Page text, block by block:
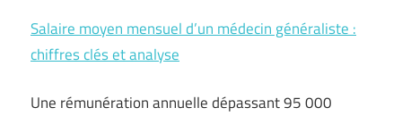
Salaire moyen mensuel d’un médecin généraliste :
chiffres clés et analyse
Une rémunération annuelle dépassant 95 000